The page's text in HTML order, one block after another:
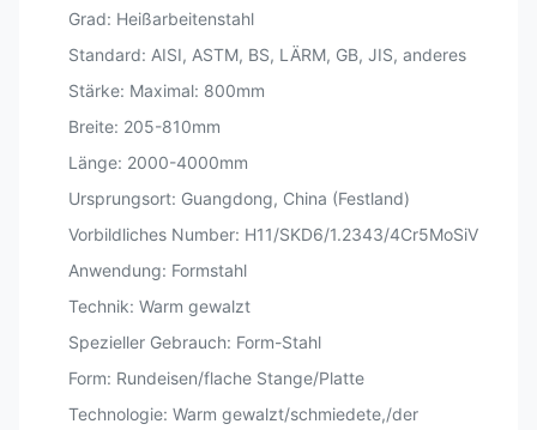
Grad: Heißarbeitenstahl
Standard: AISI, ASTM, BS, LÄRM, GB, JIS, anderes
Stärke: Maximal: 800mm
Breite: 205-810mm
Länge: 2000-4000mm
Ursprungsort: Guangdong, China (Festland)
Vorbildliches Number: H11/SKD6/1.2343/4Cr5MoSiV
Anwendung: Formstahl
Technik: Warm gewalzt
Spezieller Gebrauch: Form-Stahl
Form: Rundeisen/flache Stange/Platte
Technologie: Warm gewalzt/schmiedete,/der